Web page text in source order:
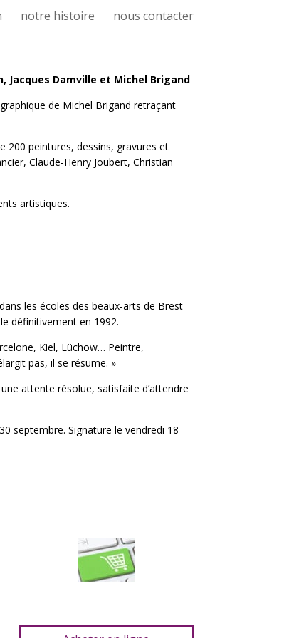
notre histoire nous contacter
Jacques Damville et Michel Brigand
de Michel Brigand retraçant
200 peintures, dessins, gravures et
Claude-Henry Joubert, Christian
artistiques.
les écoles des beaux-arts de Brest
définitivement en 1992.
Kiel, Lüchow… Peintre,
pas, il se résume. »
attente résolue, satisfaite d’attendre
septembre. Signature le vendredi 18